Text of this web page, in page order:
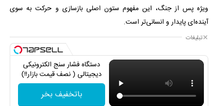
‌ویژه پس از جنگ، این مفهوم ستون اصلی بازسازی و حرکت به سوی
آینده‌ای پایدار و انسانی‌تر است.
تبلیغات
دستگاه فشار سنج الکترونیکی
دیجیتالی ( نصف قیمت بازار!!)
باتخفیف بخر